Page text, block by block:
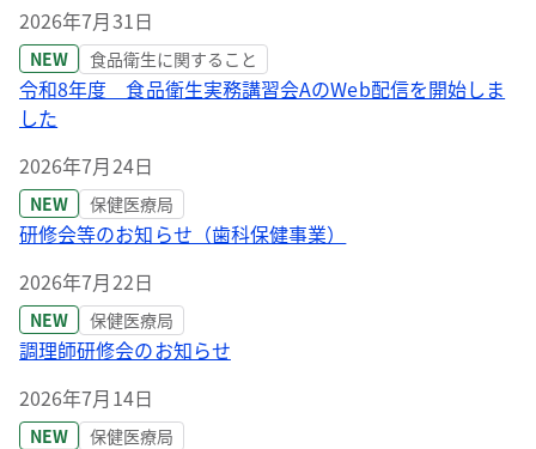
2026年7月31日
NEW 食品衛生に関すること
令和8年度 食品衛生実務講習会AのWeb配信を開始しま
した
2026年7月24日
NEW 保健医療局
研修会等のお知らせ（歯科保健事業）
2026年7月22日
NEW 保健医療局
調理師研修会のお知らせ
2026年7月14日
NEW 保健医療局